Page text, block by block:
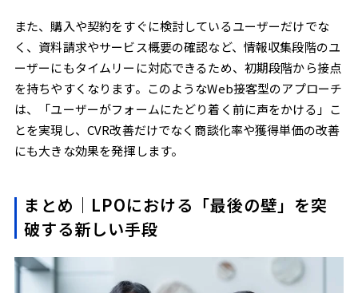
また、購入や契約をすぐに検討しているユーザーだけでな
く、資料請求やサービス概要の確認など、情報収集段階のユ
ーザーにもタイムリーに対応できるため、初期段階から接点
を持ちやすくなります。このようなWeb接客型のアプローチ
は、「ユーザーがフォームにたどり着く前に声をかける」こ
とを実現し、CVR改善だけでなく商談化率や獲得単価の改善
にも大きな効果を発揮します。
まとめ｜LPOにおける「最後の壁」を突
破する新しい手段